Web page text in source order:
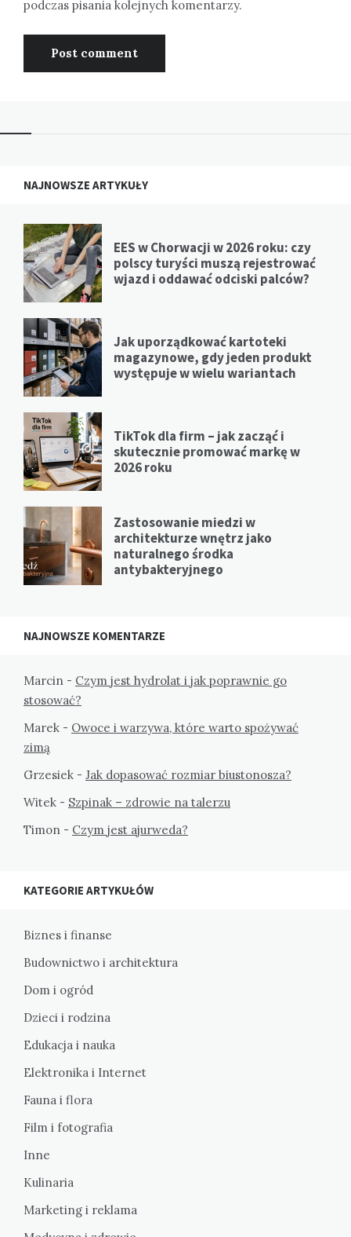
podczas pisania kolejnych komentarzy.
NAJNOWSZE ARTYKUŁY
EES w Chorwacji w 2026 roku: czy
polscy turyści muszą rejestrować
wjazd i oddawać odciski palców?
Jak uporządkować kartoteki
magazynowe, gdy jeden produkt
występuje w wielu wariantach
TikTok dla firm – jak zacząć i
skutecznie promować markę w
2026 roku
Zastosowanie miedzi w
architekturze wnętrz jako
naturalnego środka
antybakteryjnego
NAJNOWSZE KOMENTARZE
Marcin - Czym jest hydrolat i jak poprawnie go
stosować?
Marek - Owoce i warzywa, które warto spożywać
zimą
Grzesiek - Jak dopasować rozmiar biustonosza?
Witek - Szpinak – zdrowie na talerzu
Timon - Czym jest ajurweda?
KATEGORIE ARTYKUŁÓW
Biznes i finanse
Budownictwo i architektura
Dom i ogród
Dzieci i rodzina
Edukacja i nauka
Elektronika i Internet
Fauna i flora
Film i fotografia
Inne
Kulinaria
Marketing i reklama